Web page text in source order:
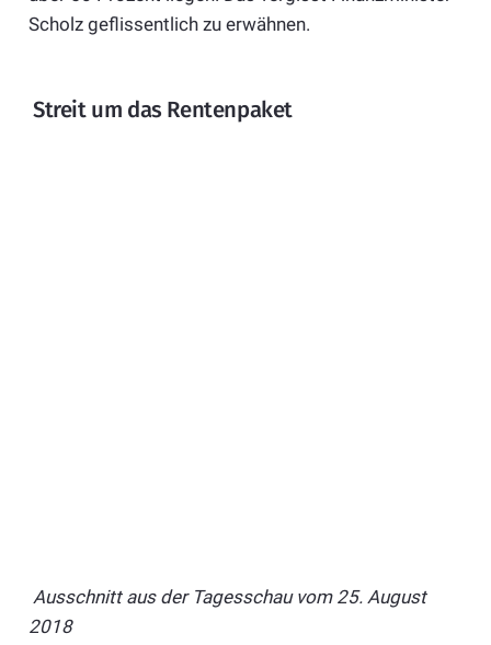
Scholz geflissentlich zu erwähnen.
Streit um das Rentenpaket
Ausschnitt aus der Tagesschau vom 25. August
2018